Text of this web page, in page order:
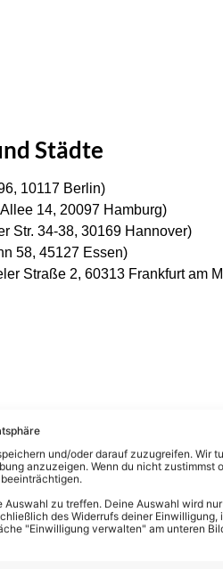
und/oder darauf zuzugreifen. Wir
anzuzeigen. Wenn du nicht zustimmst
zu treffen. Deine Auswahl wird
des Widerrufs deiner Einwilligung,
"Einwilligung verwalten" am unteren
Städte
10117 Berlin)
14, 20097 Hamburg)
Str. 34-38, 30169 Hannover)
58, 45127 Essen)
Straße 2, 60313 Frankfurt am
Castings antreten möchte,
sich auch selbst auf einem